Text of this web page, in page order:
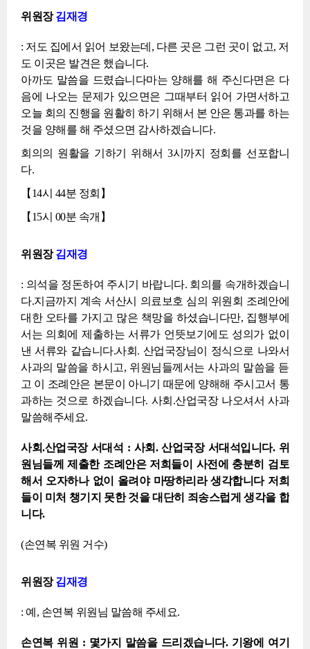
위원장김재경
: 저도 집에서 읽어 보왔는데, 다른 곳은 그런 곳이 없고, 저
도 이곳은 발견은 했습니다.
아까도 말씀을 드렸습니다마는 양해를 해 주신다면은 다
음에 나오는 문제가 있으면은 그때부터 읽어 가면서하고
오늘 회의 진행을 원활히 하기 위해서 본 안은 통과를 하는
것을 양해를 해 주셨으면 감사하겠습니다.
회의의 원활을 기하기 위해서 3시까지 정회를 선포합니
다.
【14시 44분 정회】
【15시 00분 속개】
위원장김재경
: 의석을 정돈하여 주시기 바랍니다. 회의를 속개하겠습니
다.지금까지 계속 서산시 의료보호 심의 위원회 조례안에
대한 오타를 가지고 많은 책망을 하셨습니다만, 집행부에
서는 의회에 제출하는 서류가 언뜻보기에도 성의가 없이
낸 서류와 같습니다.사회. 산업국장님이 정식으로 나와서
사과의 말씀을 하시고, 위원님들께서는 사과의 말씀을 듣
고 이 조례안은 본문이 아니기 때문에 양해해 주시고서 통
과하는 것으로 하겠습니다. 사회.산업국장 나오셔서 사과
말씀해주세요.
사회.산업국장 서대석 : 사회. 산업국장 서대석입니다. 위
원님들께 제출한 조례안은 저희들이 사전에 충분히 검토
해서 오자하나 없이 올려야 마땅하리라 생각합니다 저희
들이 미처 챙기지 못한 것을 대단히 죄송스럽게 생각을 합
니다.
(손연복 위원 거수)
위원장김재경
: 예, 손연복 위원님 말씀해 주세요.
손연복 위원 : 몇가지 말씀을 드리겠습니다. 기왕에 여기